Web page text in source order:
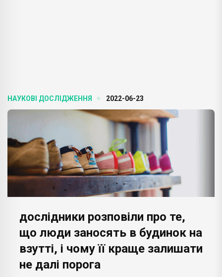
НАУКОВІ ДОСЛІДЖЕННЯ 2022-06-23
дослідники розповіли про те,
що люди заносять в будинок на
взутті, і чому її краще залишати
не далі порога